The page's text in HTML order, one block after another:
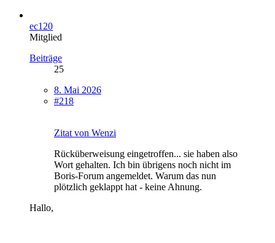
ec120
Mitglied
Beiträge
25
8. Mai 2026
#218
Zitat von Wenzi
Rücküberweisung eingetroffen... sie haben also
Wort gehalten. Ich bin übrigens noch nicht im
Boris-Forum angemeldet. Warum das nun
plötzlich geklappt hat - keine Ahnung.
Hallo,